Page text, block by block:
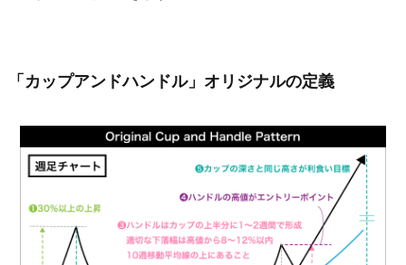
「カップアンドハンドル」オリジナルの定義